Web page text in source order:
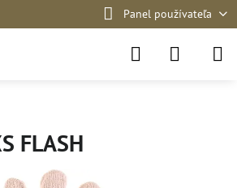
Panel používateľa
FLASH